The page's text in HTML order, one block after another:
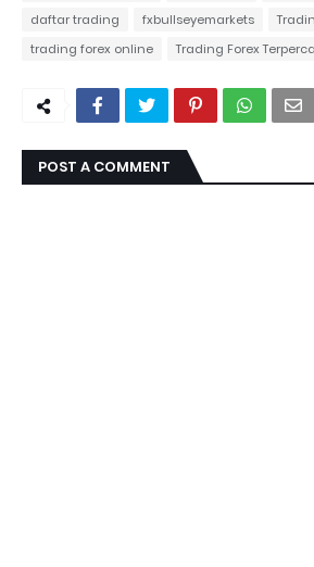
daftar trading
fxbullseyemarkets
trading forex online
Trading Forex
POST A COMMENT